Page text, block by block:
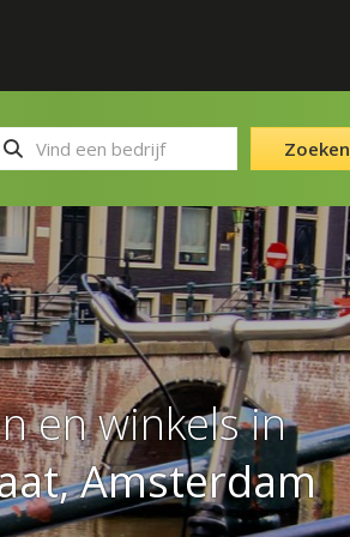
en winkels in
Amsterdam
Zoeken